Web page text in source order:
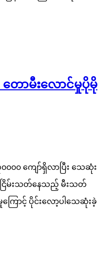
ောမီးလောင်မှုပိုမို
၀၀၀ ကျော်ရှိလာပြီး သေဆုံး
းငြိမ်းသတ်နေသည့် မီးသတ်
ောင့် ပိုင်းလော့ပါသေဆုံးခဲ့